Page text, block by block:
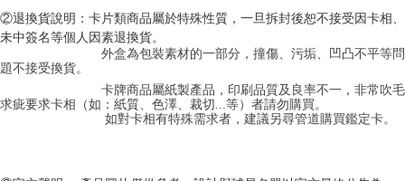
②退換貨說明：卡片類商品屬於特殊性質，一旦拆封後恕不接受因卡相、
未中簽名等個人因素退換貨。
外盒為包裝素材的一部分，撞傷、污垢、凹凸不平等問
題不接受換貨。
卡牌商品屬紙製產品，印刷品質及良率不一，非常吹毛
求疵要求卡相（如：紙質、色澤、裁切...等）者請勿購買。
如對卡相有特殊需求者，建議另尋管道購買鑑定卡。